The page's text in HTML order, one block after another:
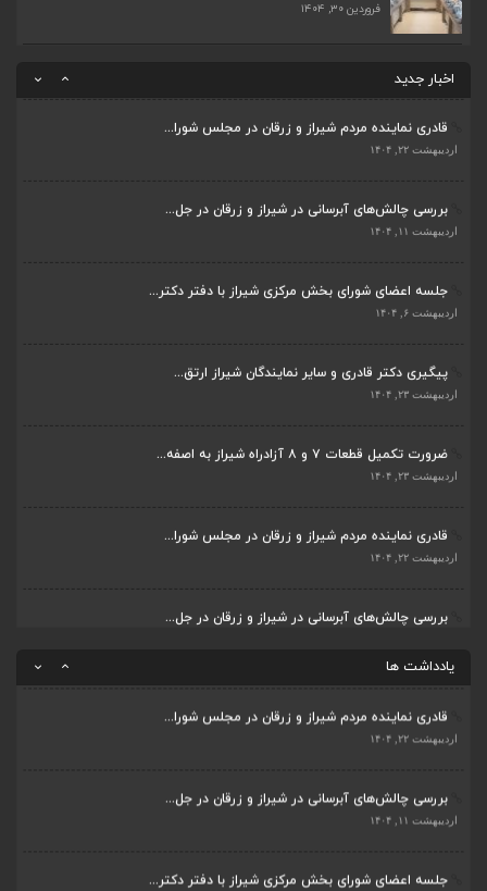
فروردین ۳۰, ۱۴۰۴
اخبار جدید
قادری نماینده مردم شیراز و زرقان در مجلس شورا...
اردیبهشت ۲۲, ۱۴۰۴
بررسی چالش‌های آبرسانی در شیراز و زرقان در جل...
اردیبهشت ۱۱, ۱۴۰۴
جلسه اعضای شورای بخش مرکزی شیراز با دفتر دکتر...
اردیبهشت ۶, ۱۴۰۴
پیگیری دکتر قادری و سایر نمایندگان شیراز ارتق...
اردیبهشت ۲۳, ۱۴۰۴
ضرورت تکمیل قطعات ۷ و ۸ آزادراه شیراز به اصفه...
اردیبهشت ۲۳, ۱۴۰۴
قادری نماینده مردم شیراز و زرقان در مجلس شورا...
اردیبهشت ۲۲, ۱۴۰۴
بررسی چالش‌های آبرسانی در شیراز و زرقان در جل...
یادداشت ها
ضرورت تکمیل قطعات ۷ و ۸ آزادراه شیراز به اصفه...
قادری نماینده مردم شیراز و زرقان در مجلس شورا...
بررسی چالش‌های آبرسانی در شیراز و زرقان در جل...
جلسه اعضای شورای بخش مرکزی شیراز با دفتر دکتر...
پیگیری دکتر قادری و سایر نمایندگان شیراز ارتق...
قادری نماینده مردم شیراز و زرقان در مجلس شورا...
اردیبهشت ۲۲, ۱۴۰۴
بررسی چالش‌های آبرسانی در شیراز و زرقان در جل...
اردیبهشت ۱۱, ۱۴۰۴
جلسه اعضای شورای بخش مرکزی شیراز با دفتر دکتر...